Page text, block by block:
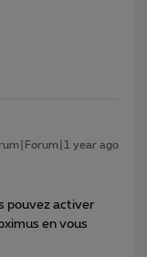
year ago
pouvez activer
en vous